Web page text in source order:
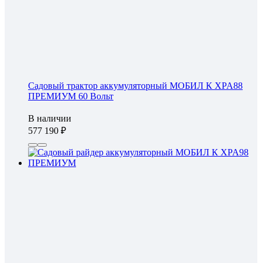
Садовый трактор аккумуляторный МОБИЛ К XPA88
ПРЕМИУМ 60 Вольт
В наличии
577 190